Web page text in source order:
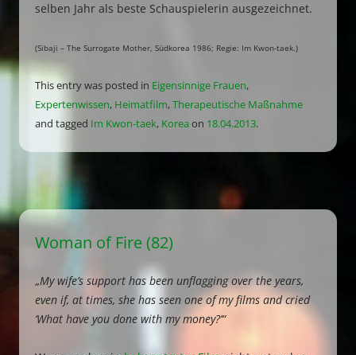
selben Jahr als beste Schauspielerin ausgezeichnet.
(Sibaji – The Surrogate Mother, Südkorea 1986; Regie: Im Kwon-taek.)
This entry was posted in Eigensinnige Frauen,
Expertenwissen, Heimatfilm,Therapeutische Maßnahme
and tagged Im Kwon-taek, Koreaon 18.04.2013.
Woman of Fire (82)
„My wife’s support has been unflagging over the years,
even if, at times, she has seen one of my films and cried
‘What have you done with my money?’“